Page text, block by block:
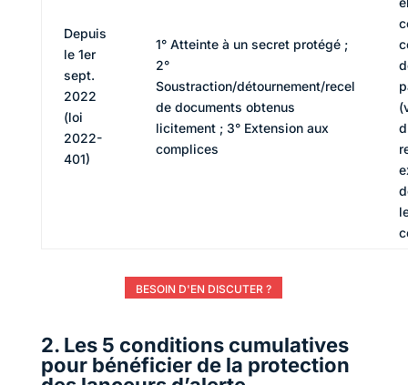
Depuis
le 1er
sept.
2022
(loi
2022-
401)
1° Atteinte à un secret protégé ;
2°
Soustraction/détournement/recel
de documents obtenus
licitement ; 3° Extension aux
complices
BESOIN D'EN DISCUTER ?
2. Les 5 conditions cumulatives
pour bénéficier de la protection